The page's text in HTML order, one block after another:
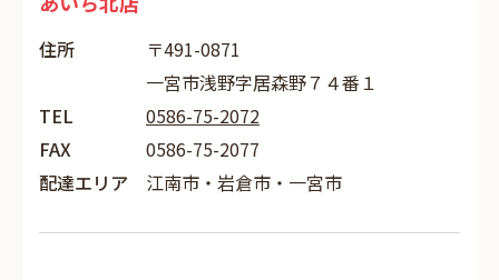
住所
〒491-0871
一宮市浅野字居森野７４番１
TEL
0586-75-2072
FAX
0586-75-2077
配達エリア
江南市・岩倉市・一宮市